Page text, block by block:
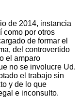
de 2014, instancia
como por otros
de formar el
del controvertido
el amparo
no se involucre Ud.
el trabajo sin
y de lo que
e inconsulto.